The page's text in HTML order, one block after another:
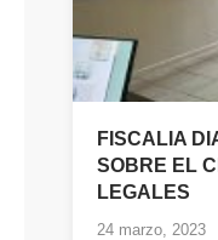
FISCALIA
SOBRE EL
LEGALES
24 marzo, 2023